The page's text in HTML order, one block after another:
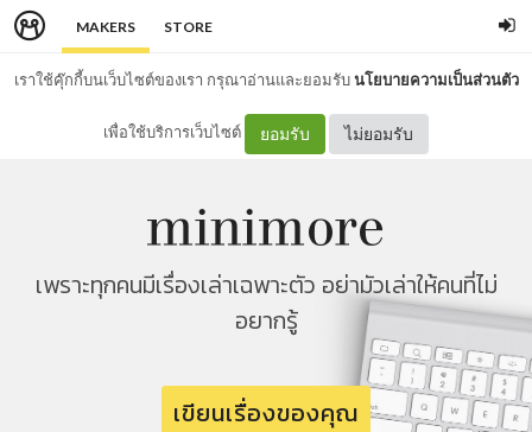
MAKERS STORE
เราใช้คุ๊กกี้บนเว็บไซต์ของเรา กรุณาอ่านและยอมรับนโยบายความเป็นส่วนตัว
เพื่อใช้บริการเว็บไซต์ ยอมรับ ไม่ยอมรับ
เพราะทุกคนมีเรื่องเล่าเฉพาะตัว อย่ามัวเล่าให้คนที่ไม่
อยากรู้
เขียนเรื่องของคุณ